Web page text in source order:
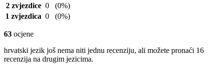
2 zvjezdice 0
(0%)
1 zvjezdica 0 (0%)
63 ocjene
hrvatski jezik još nema niti jednu recenziju, ali možete pronaći 16
recenzija na drugim jezicima.